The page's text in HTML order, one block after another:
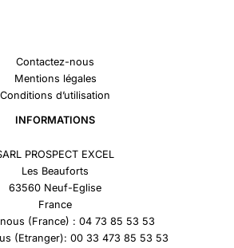
Contactez-nous
Mentions légales
Conditions d’utilisation
INFORMATIONS
PROSPECT EXCEL
Les Beauforts
63560 Neuf-Eglise
France
(France) : 04 73 85 53 53
(Etranger): 00 33 473 85 53 53